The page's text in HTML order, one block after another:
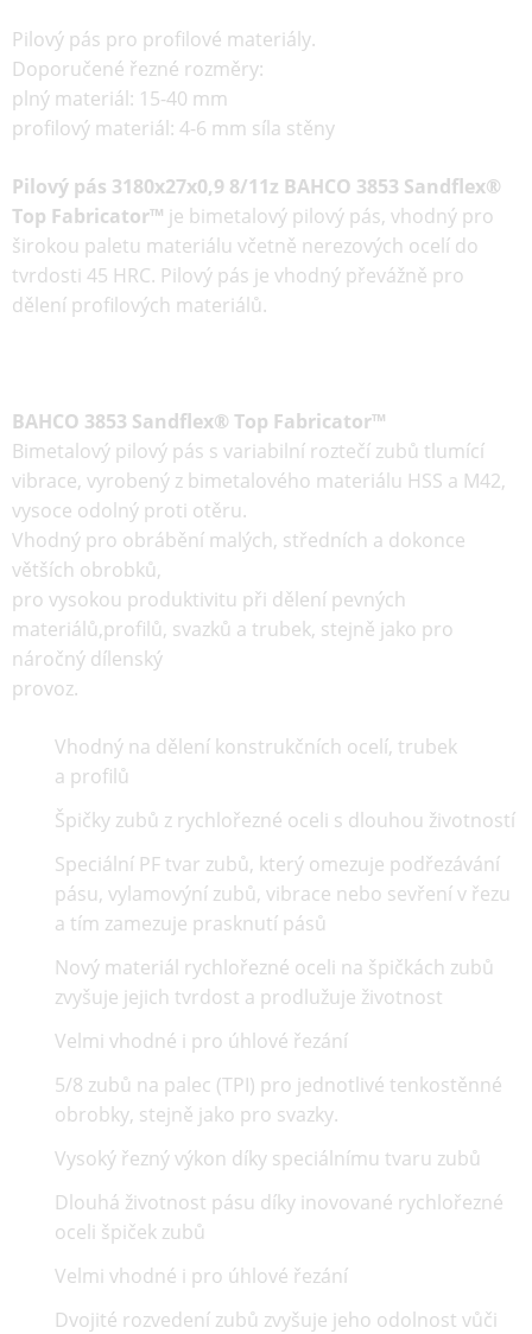
Pilový pás pro profilové materiály.
Doporučené řezné rozměry:
plný materiál: 15-40 mm
profilový materiál: 4-6 mm síla stěny
Pilový pás 3180x27x0,9 8/11z BAHCO 3853 Sandflex®
Top Fabricator™ je bimetalový pilový pás, vhodný pro
širokou paletu materiálu včetně nerezových ocelí do
tvrdosti 45 HRC. Pilový pás je vhodný převážně pro
dělení profilových materiálů.
BAHCO 3853 Sandflex® Top Fabricator™
Bimetalový pilový pás s variabilní roztečí zubů tlumící
vibrace, vyrobený z bimetalového materiálu HSS a M42,
vysoce odolný proti otěru.
Vhodný pro obrábění malých, středních a dokonce
větších obrobků,
pro vysokou produktivitu při dělení pevných
materiálů,profilů, svazků a trubek, stejně jako pro
náročný dílenský
provoz.
Vhodný na dělení konstrukčních ocelí, trubek
a profilů
Špičky zubů z rychlořezné oceli s dlouhou životností
Speciální PF tvar zubů, který omezuje podřezávání
pásu, vylamovýní zubů, vibrace nebo sevření v řezu
a tím zamezuje prasknutí pásů
Nový materiál rychlořezné oceli na špičkách zubů
zvyšuje jejich tvrdost a prodlužuje životnost
Velmi vhodné i pro úhlové řezání
5/8 zubů na palec (TPI) pro jednotlivé tenkostěnné
obrobky, stejně jako pro svazky.
Vysoký řezný výkon díky speciálnímu tvaru zubů
Dlouhá životnost pásu díky inovované rychlořezné
oceli špiček zubů
Velmi vhodné i pro úhlové řezání
Dvojité rozvedení zubů zvyšuje jeho odolnost vůči